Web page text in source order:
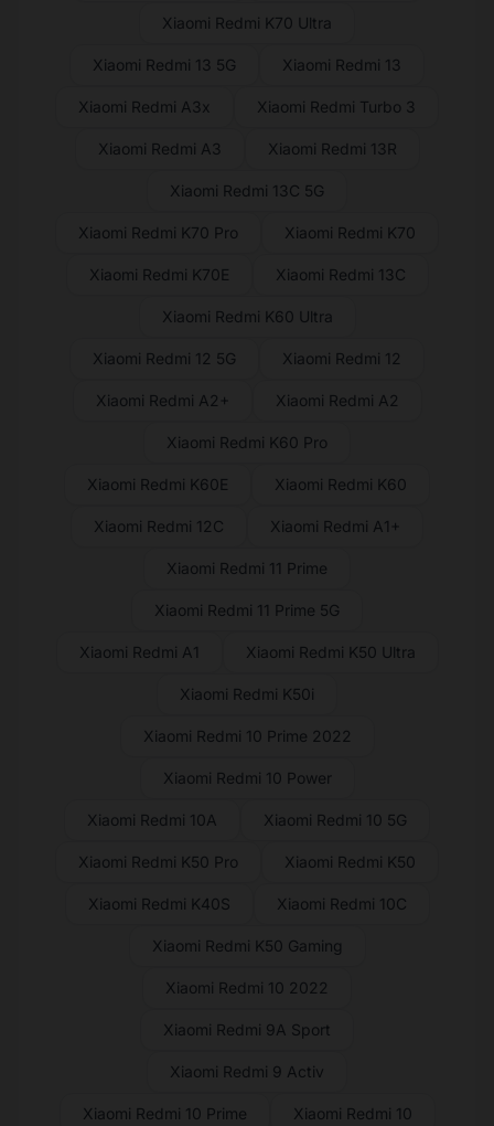
Xiaomi Redmi K70 Ultra
Xiaomi Redmi 13 5G Xiaomi Redmi 13
Xiaomi Redmi A3x Xiaomi Redmi Turbo 3
Xiaomi Redmi A3 Xiaomi Redmi 13R
Xiaomi Redmi 13C 5G
Xiaomi Redmi K70 Pro Xiaomi Redmi K70
Xiaomi Redmi K70E Xiaomi Redmi 13C
Xiaomi Redmi K60 Ultra
Xiaomi Redmi 12 5G Xiaomi Redmi 12
Xiaomi Redmi A2+ Xiaomi Redmi A2
Xiaomi Redmi K60 Pro
Xiaomi Redmi K60E Xiaomi Redmi K60
Xiaomi Redmi 12C Xiaomi Redmi A1+
Xiaomi Redmi 11 Prime
Xiaomi Redmi 11 Prime 5G
Xiaomi Redmi A1 Xiaomi Redmi K50 Ultra
Xiaomi Redmi K50i
Xiaomi Redmi 10 Prime 2022
Xiaomi Redmi 10 Power
Xiaomi Redmi 10A Xiaomi Redmi 10 5G
Xiaomi Redmi K50 Pro Xiaomi Redmi K50
Xiaomi Redmi K40S Xiaomi Redmi 10C
Xiaomi Redmi K50 Gaming
Xiaomi Redmi 10 2022
Xiaomi Redmi 9A Sport
Xiaomi Redmi 9 Activ
Xiaomi Redmi 10 Prime Xiaomi Redmi 10